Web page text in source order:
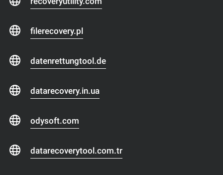
filerecovery.pl
datenrettungtool.de
datarecovery.in.ua
odysoft.com
datarecoverytool.com.tr